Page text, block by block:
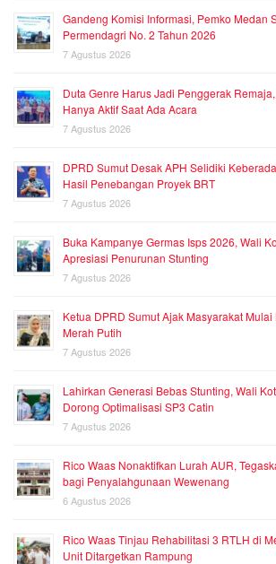
Gandeng Komisi Informasi, Pemko Medan
Permendagri No. 2 Tahun 2026
7 Agustus 2026
Duta Genre Harus Jadi Penggerak
Hanya Aktif Saat Ada Acara
7 Agustus 2026
DPRD Sumut Desak APH Selidiki
Hasil Penebangan Proyek BRT
7 Agustus 2026
Buka Kampanye Germas Isps 2026, Wali
Apresiasi Penurunan Stunting
7 Agustus 2026
Ketua DPRD Sumut Ajak Masyarakat
Merah Putih
7 Agustus 2026
Lahirkan Generasi Bebas Stunting, Wali
Dorong Optimalisasi SP3 Catin
7 Agustus 2026
Rico Waas Nonaktifkan Lurah AUR,
bagi Penyalahgunaan Wewenang
6 Agustus 2026
Rico Waas Tinjau Rehabilitasi 3 RTLH di
Unit Ditargetkan Rampung